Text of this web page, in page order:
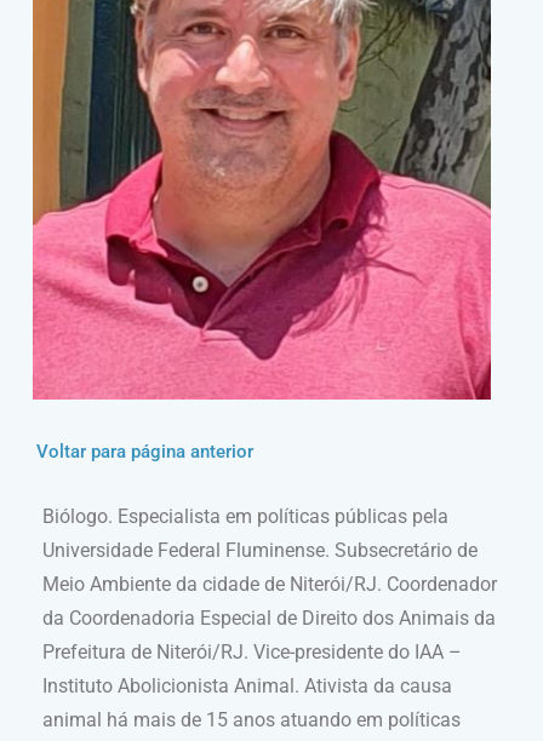
Voltar para página anterior
Biólogo. Especialista em políticas públicas pela
Universidade Federal Fluminense. Subsecretário de
Meio Ambiente da cidade de Niterói/RJ. Coordenador
da Coordenadoria Especial de Direito dos Animais da
Prefeitura de Niterói/RJ. Vice-presidente do IAA –
Instituto Abolicionista Animal. Ativista da causa
animal há mais de 15 anos atuando em políticas